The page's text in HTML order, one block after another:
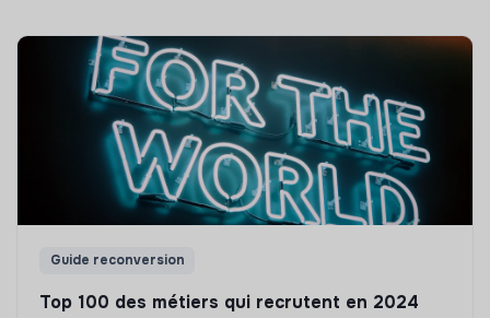
Guide reconversion
Top 100 des métiers qui recrutent en 2024